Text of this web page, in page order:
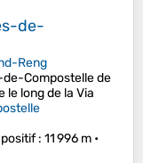
de-
Reng
Compostelle de
le long de la Via
: 11 996 m •